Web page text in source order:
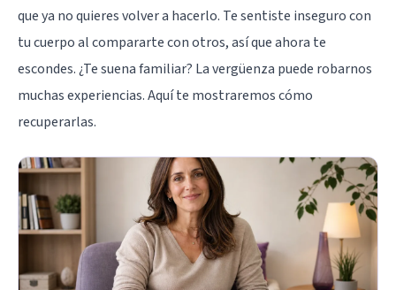
que ya no quieres volver a hacerlo. Te sentiste inseguro con
tu cuerpo al compararte con otros, así que ahora te
escondes. ¿Te suena familiar? La vergüenza puede robarnos
muchas experiencias. Aquí te mostraremos cómo
recuperarlas.